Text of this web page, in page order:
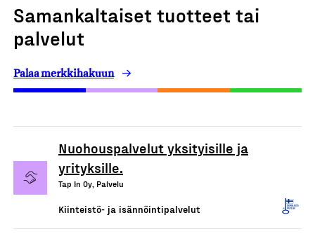
Samankaltaiset tuotteet tai
palvelut
Palaa merkkihakuun
Nuohouspalvelut yksityisille ja
yrityksille.
Tap In Oy, Palvelu
Kiinteistö- ja isännöintipalvelut